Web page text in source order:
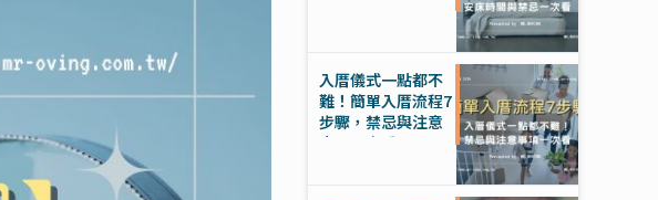
入厝儀式一點都不
難！簡單入厝流程7
步驟，禁忌與注意
事項一次看